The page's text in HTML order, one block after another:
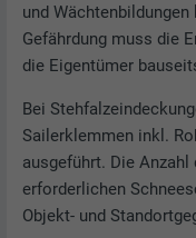
und
Gefährdung muss die
die Eigentümer
Bei
Sailerklemmen inkl.
ausgeführt. Die Anzahl
erforderlichen
Objekt- und